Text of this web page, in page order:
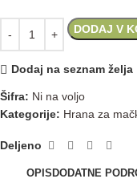
DODAJ V
Dodaj na seznam želja
Šifra: Ni na voljo
Kategorije: Hrana za
Deljeno
OPIS DODATNE